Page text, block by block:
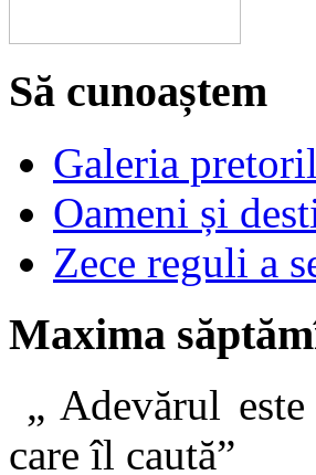
Să cunoaștem
Galeria
Oameni și
Zece reguli a
Maxima
„ Adevărul
care îl